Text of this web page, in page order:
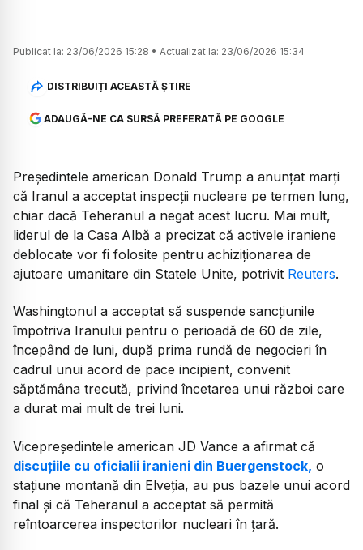
Publicat la: 23/06/2026 15:28 • Actualizat la: 23/06/2026 15:34
DISTRIBUIȚI ACEASTĂ ȘTIRE
ADAUGĂ-NE CA SURSĂ PREFERATĂ PE GOOGLE
Președintele american Donald Trump a anunțat marți
că Iranul a acceptat inspecții nucleare pe termen lung,
chiar dacă Teheranul a negat acest lucru. Mai mult,
liderul de la Casa Albă a precizat că activele iraniene
deblocate vor fi folosite pentru achiziționarea de
ajutoare umanitare din Statele Unite, potrivit Reuters.
Washingtonul a acceptat să suspende sancțiunile
împotriva Iranului pentru o perioadă de 60 de zile,
începând de luni, după prima rundă de negocieri în
cadrul unui acord de pace incipient, convenit
săptămâna trecută, privind încetarea unui război care
a durat mai mult de trei luni.
Vicepreședintele american JD Vance a afirmat că
discuțiile cu oficialii iranieni din Buergenstock, o
stațiune montană din Elveția, au pus bazele unui acord
final și că Teheranul a acceptat să permită
reîntoarcerea inspectorilor nucleari în țară.